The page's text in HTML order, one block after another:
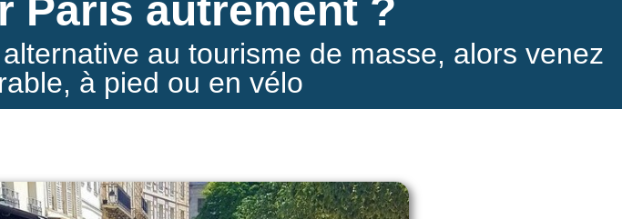
Paris autrement ?
au tourisme de masse, alors venez
à pied ou en vélo